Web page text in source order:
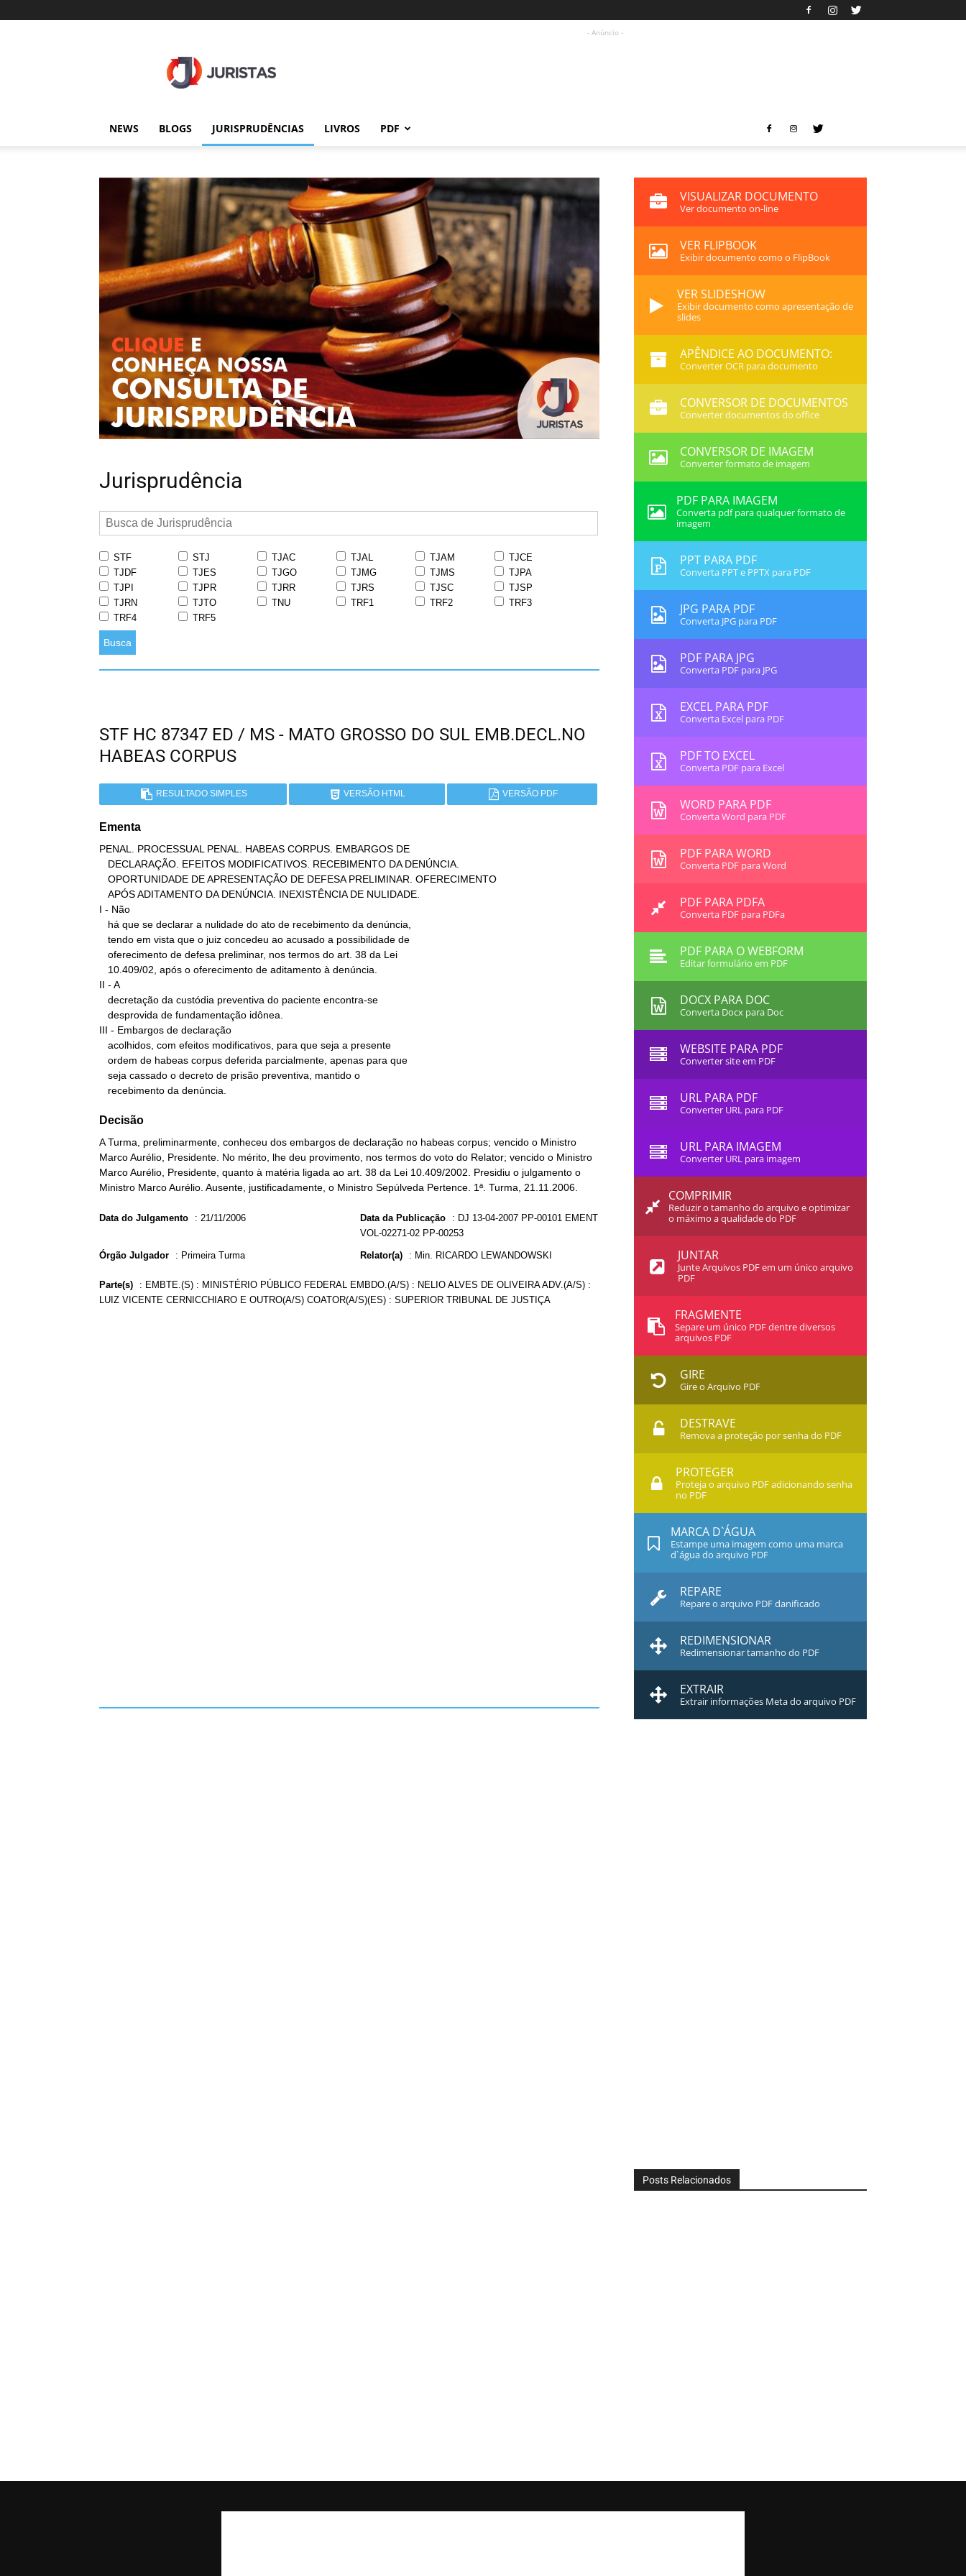
- Anúncio -
NEWS BLOGS JURISPRUDÊNCIAS LIVROS PDF
Jurisprudência
STF STJ TJAC TJAL TJAM
TJCE
TJDF
TJES TJGO TJMG TJMS
TJPA
TJPI
TJPR TJRR TJRS TJSC
TJSP
TJRN
TJTO TNU TRF1 TRF2
TRF3
TRF4
TRF5
Busca
STF HC 87347 ED / MS - MATO GROSSO DO SUL EMB.DECL.NO
HABEAS CORPUS
RESULTADO SIMPLES VERSÃO HTML VERSÃO PDF
Ementa
PENAL. PROCESSUAL PENAL. HABEAS CORPUS. EMBARGOS DE
I - Não
II - A
III - Embargos de declaração
   recebimento da denúncia.
Decisão
A Turma, preliminarmente, conheceu dos embargos de declaração no habeas corpus; vencido o Ministro
Marco Aurélio, Presidente. No mérito, lhe deu provimento, nos termos do voto do Relator; vencido o Ministro
Marco Aurélio, Presidente, quanto à matéria ligada ao art. 38 da Lei 10.409/2002. Presidiu o julgamento o
Ministro Marco Aurélio. Ausente, justificadamente, o Ministro Sepúlveda Pertence. 1ª. Turma, 21.11.2006.
Data do Julgamento : 21/11/2006 Data da Publicação : DJ 13-04-2007 PP-00101 EMENT
VOL-02271-02 PP-00253
Órgão Julgador : Primeira Turma Relator(a) : Min. RICARDO LEWANDOWSKI
Parte(s) : EMBTE.(S) : MINISTÉRIO PÚBLICO FEDERAL EMBDO.(A/S) : NELIO ALVES DE OLIVEIRA ADV.(A/S) :
LUIZ VICENTE CERNICCHIARO E OUTRO(A/S) COATOR(A/S)(ES) : SUPERIOR TRIBUNAL DE JUSTIÇA
VISUALIZAR DOCUMENTO
Ver documento on-line
VER FLIPBOOK
Exibir documento como o FlipBook
VER SLIDESHOW
Exibir documento como apresentação de
slides
APÊNDICE AO DOCUMENTO:
Converter OCR para documento
CONVERSOR DE DOCUMENTOS
Converter documentos do office
CONVERSOR DE IMAGEM
Converter formato de imagem
PDF PARA IMAGEM
Converta pdf para qualquer formato de
imagem
PPT PARA PDF
Converta PPT e PPTX para PDF
JPG PARA PDF
Converta JPG para PDF
PDF PARA JPG
Converta PDF para JPG
EXCEL PARA PDF
Converta Excel para PDF
PDF TO EXCEL
Converta PDF para Excel
WORD PARA PDF
Converta Word para PDF
PDF PARA WORD
Converta PDF para Word
PDF PARA PDFA
Converta PDF para PDFa
PDF PARA O WEBFORM
Editar formulário em PDF
DOCX PARA DOC
Converta Docx para Doc
WEBSITE PARA PDF
Converter site em PDF
URL PARA PDF
Converter URL para PDF
URL PARA IMAGEM
Converter URL para imagem
COMPRIMIR
Reduzir o tamanho do arquivo e optimizar
o máximo a qualidade do PDF
JUNTAR
Junte Arquivos PDF em um único arquivo
PDF
FRAGMENTE
Separe um único PDF dentre diversos
arquivos PDF
GIRE
Gire o Arquivo PDF
DESTRAVE
Remova a proteção por senha do PDF
PROTEGER
Proteja o arquivo PDF adicionando senha
no PDF
MARCA D`ÁGUA
Estampe uma imagem como uma marca
d`água do arquivo PDF
REPARE
Repare o arquivo PDF danificado
REDIMENSIONAR
Redimensionar tamanho do PDF
EXTRAIR
Extrair informações Meta do arquivo PDF
Posts Relacionados